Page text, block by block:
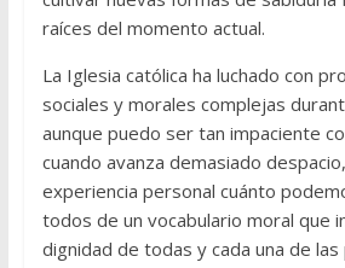
raíces del momento actual.
La Iglesia católica ha luchado con
sociales y morales complejas
aunque puedo ser tan impaciente
cuando avanza demasiado
experiencia personal cuánto
todos de un vocabulario moral que
dignidad de todas y cada una de las